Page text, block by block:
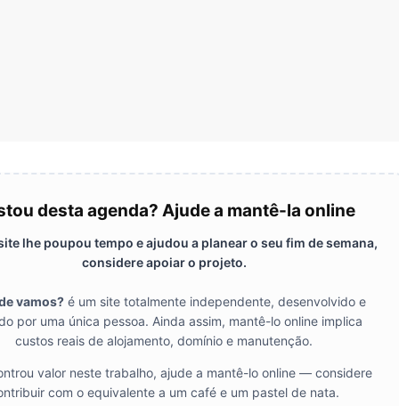
desta agenda? Ajude a mantê-la online
lhe poupou tempo e ajudou a planear o seu fim de semana,
considere apoiar o projeto.
vamos? é um site totalmente independente, desenvolvido e
por uma única pessoa. Ainda assim, mantê-lo online implica
custos reais de alojamento, domínio e manutenção.
valor neste trabalho, ajude a mantê-lo online — considere
com o equivalente a um café e um pastel de nata.